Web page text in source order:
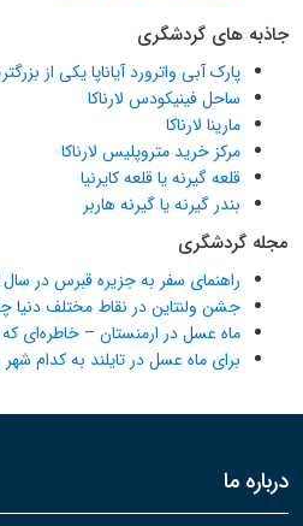
جاذبه های گردشگری
پارک آبی واترورد آیاناپا یکی از
ساحل فینیکودس لارناکا
مارینا لارناکا
مرکز خرید متروپلیس لارناکا
قلعه گیرنه یا قلعه کایرنیا
بندر گیرنه یا گیرنه هاربر
مجله گردشگری
راهنمای سفر به جزیره قبرس در سال ۱۴۰۲
جشن ولنتاین در نقاط مختلف دنیا
ماه عسل در ارمنستان – خاطره‌ای
برای ماه عسل در تایلند به کدام شهر
درباره ما